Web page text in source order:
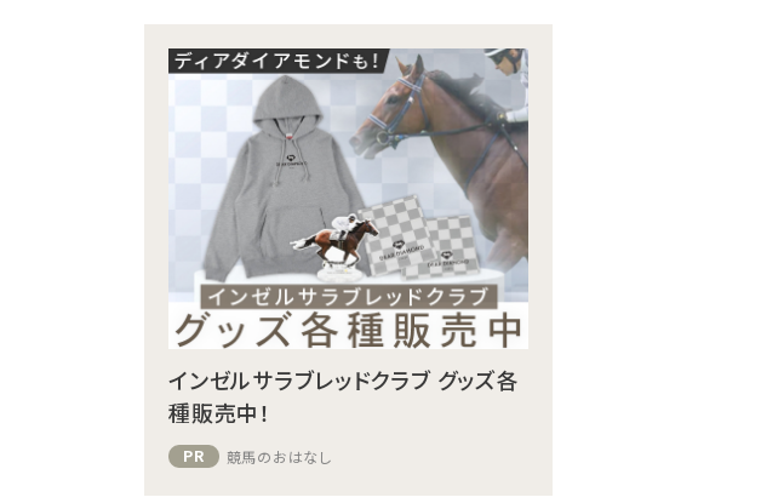
インゼルサラブレッドクラブ グッズ各
種販売中！
PR 競馬のおはなし